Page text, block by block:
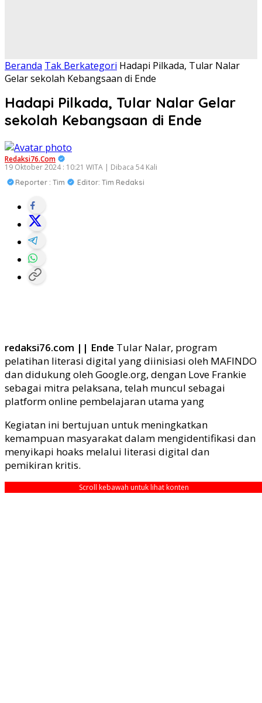
Beranda Tak Berkategori Hadapi Pilkada, Tular Nalar
Gelar sekolah Kebangsaan di Ende
Hadapi Pilkada, Tular Nalar Gelar
sekolah Kebangsaan di Ende
Redaksi76.com
19 Oktober 2024 : 10:21 WITA | Dibaca 54 Kali
Reporter : Tim Editor: Tim Redaksi
redaksi76.com || Ende Tular Nalar, program
pelatihan literasi digital yang diinisiasi oleh MAFINDO
dan didukung oleh Google.org, dengan Love Frankie
sebagai mitra pelaksana, telah muncul sebagai
platform online pembelajaran utama yang
Kegiatan ini bertujuan untuk meningkatkan
kemampuan masyarakat dalam mengidentifikasi dan
menyikapi hoaks melalui literasi digital dan
pemikiran kritis.
Scroll kebawah untuk lihat konten